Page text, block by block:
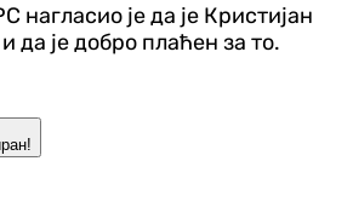
нагласио је да је Кристијан
да је добро плаћен за то.